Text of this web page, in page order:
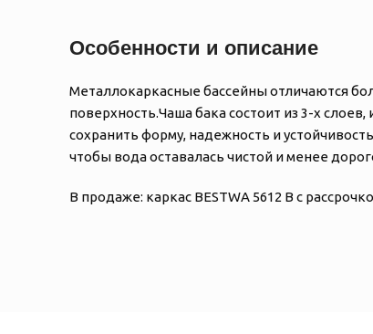
Особенности и описание
Металлокаркасные бассейны отличаются
поверхность.Чаша бака состоит из 3-х
сохранить форму, надежность и
чтобы вода оставалась чистой и менее
В продаже: каркас BESTWA 5612 B с